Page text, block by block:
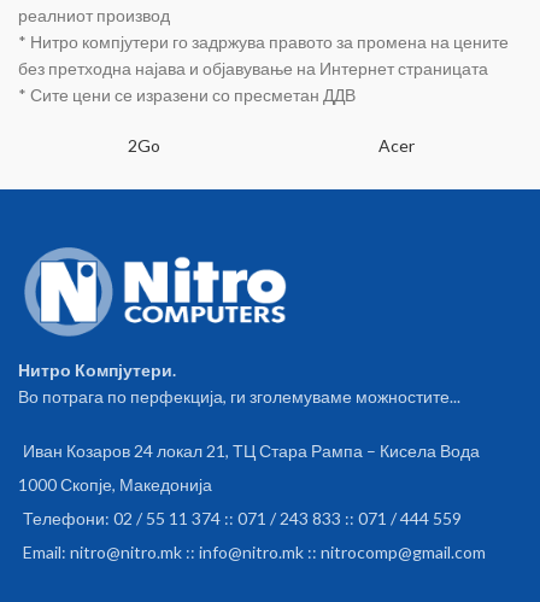
USB2.0 Wifi LAN RJ45 DC 5V
Remote controller Black color
реалниот производ
* Нитро компјутери го задржува правото за промена на цените
без претходна најава и објавување на Интернет страницата
* Сите цени се изразени со пресметан ДДВ
2Go Acer
Нитро Компјутери.
Во потрага по перфекција, ги зголемуваме можностите...
Иван Козаров 24 локал 21, ТЦ Стара Рампа – Кисела Вода
1000 Скопје, Македонија
Телефони: 02 / 55 11 374 :: 071 / 243 833 :: 071 / 444 559
Email: nitro@nitro.mk :: info@nitro.mk :: nitrocomp@gmail.com